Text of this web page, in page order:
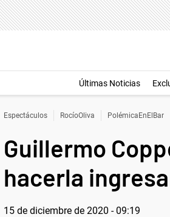
Últimas Noticias
Espectáculos RocíoOliva PolémicaEnElBar
Guillermo
hacerla
15 de diciembre de 2020 - 09:19